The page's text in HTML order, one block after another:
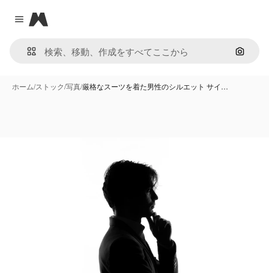
Close menu
Magnific
画像で
ホーム/ストック/写真/厳格なスーツを着た男性のシルエット サイ…